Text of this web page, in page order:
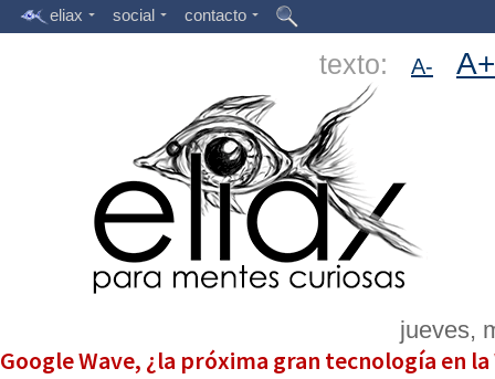
eliax social contacto
texto: A- A+
jueves,
Google Wave, ¿la próxima gran tecnología en la